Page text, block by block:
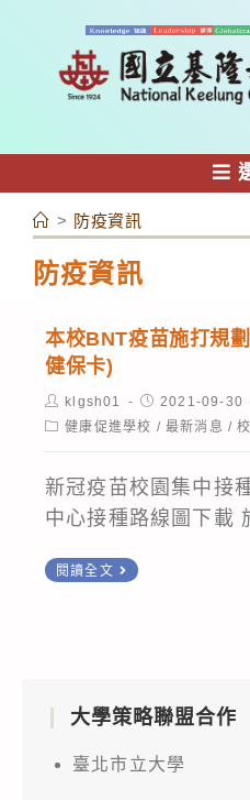
容
防疫資訊
> 防疫資訊
本校BNT疫苗施打規
健保卡)
Post
author:
klgsh01
Post
published:
2021-09-30
Post健康促進學校 / 最新消息 /
新冠疫苗校園集中接
中心接種路線圖下載
閱讀全文
本
施
打
大學策略聯盟合作
臺北市立大學